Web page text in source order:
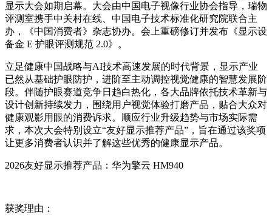
显示大会如期启幕。大会由中国电子视像行业协会指导，瑞物
评测室携手中关村在线、中国电子技术标准化研究院联合主
办，《中国消费者》杂志协办。会上重磅修订并发布《显示设
备金 E 护眼评测规范 2.0》。
立足健康中国战略与AI技术高速发展的时代背景，显示产业
已然从基础护眼防护，进阶至主动调控视觉健康的智慧发展阶
段。伴随护眼赛道竞争日趋白热化，各大品牌依托技术革新与
设计创新持续发力，围绕用户视觉体验打磨产品，贴合大众对
健康观影用眼的消费诉求。顺应行业升级趋势与市场实际需
求，本次大会特别设立“友好显示推荐产品”，旨在通过该奖项
让更多消费者认识并了解这些优秀的健康显示产品。
2026友好显示推荐产品：华为擎云 HM940
获奖理由：